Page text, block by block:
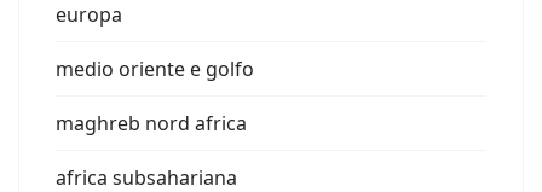
europa
medio oriente e golfo
maghreb nord africa
africa subsahariana